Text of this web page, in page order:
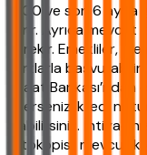
1000 ve son 6 ayda
verir. Ayrıca
gerekir. Emekliler,
şartlarla
Ziraat
isterseniz, kredi
alabilirsiniz.
fotokopisi, mevcut